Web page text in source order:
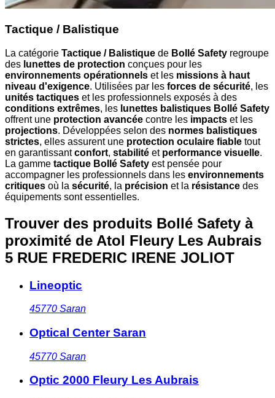
Tactique / Balistique
La catégorie Tactique / Balistique de Bollé Safety regroupe
des lunettes de protection conçues pour les
environnements opérationnels et les missions à haut
niveau d'exigence. Utilisées par les forces de sécurité, les
unités tactiques et les professionnels exposés à des
conditions extrêmes, les lunettes balistiques Bollé Safety
offrent une protection avancée contre les impacts et les
projections. Développées selon des normes balistiques
strictes, elles assurent une protection oculaire fiable tout
en garantissantconfort, stabilité et performance visuelle.
La gamme tactique Bollé Safety est pensée pour
accompagner les professionnels dans les environnements
critiques où la sécurité, la précision et la résistance des
équipements sont essentielles.
Trouver des produits Bollé Safety à
proximité de Atol Fleury Les Aubrais
5 RUE FREDERIC IRENE JOLIOT
Lineoptic
45770 Saran
Optical Center Saran
45770 Saran
Optic 2000 Fleury Les Aubrais